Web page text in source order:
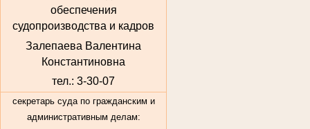
обеспечения
судопроизводства и кадров
Залепаева Валентина
Константиновна
тел.: 3-30-07
секретарь суда по гражданским и
административным делам: